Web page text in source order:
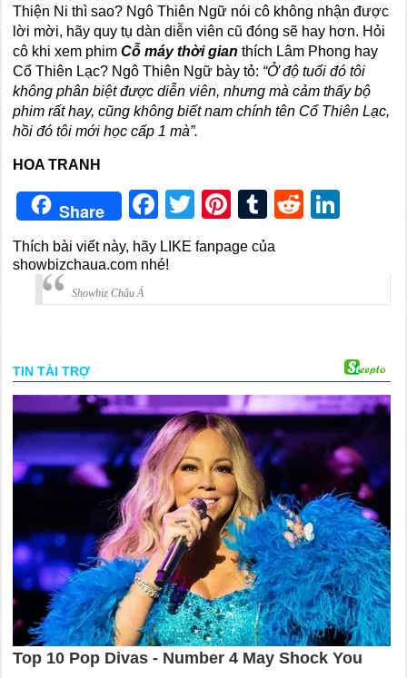
Thiện Ni thì sao? Ngô Thiên Ngữ nói cô không nhận được
lời mời, hãy quy tụ dàn diễn viên cũ đóng sẽ hay hơn. Hỏi
cô khi xem phimCỗ máy thời gian thích Lâm Phong hay
Cổ Thiên Lạc? Ngô Thiên Ngữ bày tỏ: “Ở độ tuổi đó tôi
không phân biệt được diễn viên, nhưng mà cảm thấy bộ
phim rất hay, cũng không biết nam chính tên Cổ Thiên Lạc,
hồi đó tôi mới học cấp 1 mà”.
HOA TRANH
Share Facebook
Twitter
Pinterest
TumblrReddit
Thích bài viết này, hãy LIKE fanpage của
showbizchaua.com nhé!
Showbiz Châu Á